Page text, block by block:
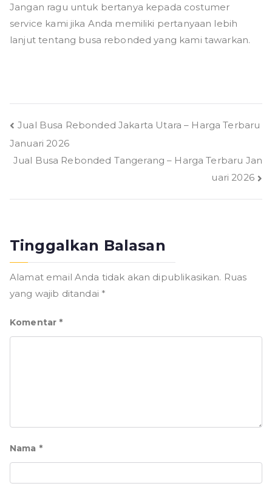
Jangan ragu untuk bertanya kepada costumer
service kami jika Anda memiliki pertanyaan lebih
lanjut tentang busa rebonded yang kami tawarkan.
Navigasi
pos
Jual Busa Rebonded Jakarta Utara – Harga Terbaru
Januari 2026
Jual Busa Rebonded Tangerang – Harga Terbaru Jan
uari 2026
Tinggalkan Balasan
Alamat email Anda tidak akan dipublikasikan. Ruas
yang wajib ditandai *
Komentar *
Nama *